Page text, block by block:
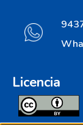
Licencia